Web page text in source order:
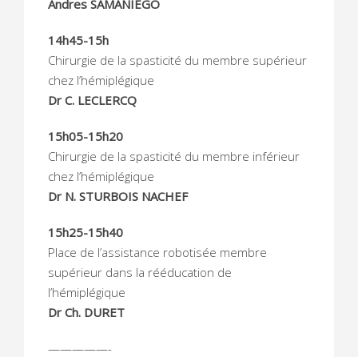
Andres SAMANIEGO
14h45-15h
Chirurgie de la spasticité du membre supérieur
chez l’hémiplégique
Dr C. LECLERCQ
15h05-15h20
Chirurgie de la spasticité du membre inférieur
chez l’hémiplégique
Dr N. STURBOIS NACHEF
15h25-15h40
Place de l’assistance robotisée membre
supérieur dans la rééducation de
l’hémiplégique
Dr Ch. DURET
—————-